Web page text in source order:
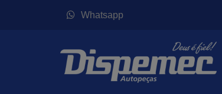
Whatsapp